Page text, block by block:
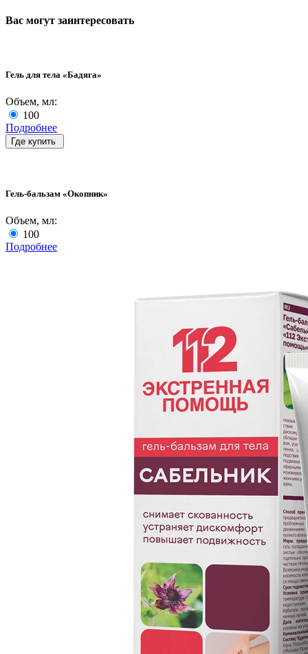
Вас могут заинтересовать
Гель для тела «Бадяга»
Объем, мл:
100
Подробнее
Где купить
Гель-бальзам «Окопник»
Объем, мл:
100
Подробнее